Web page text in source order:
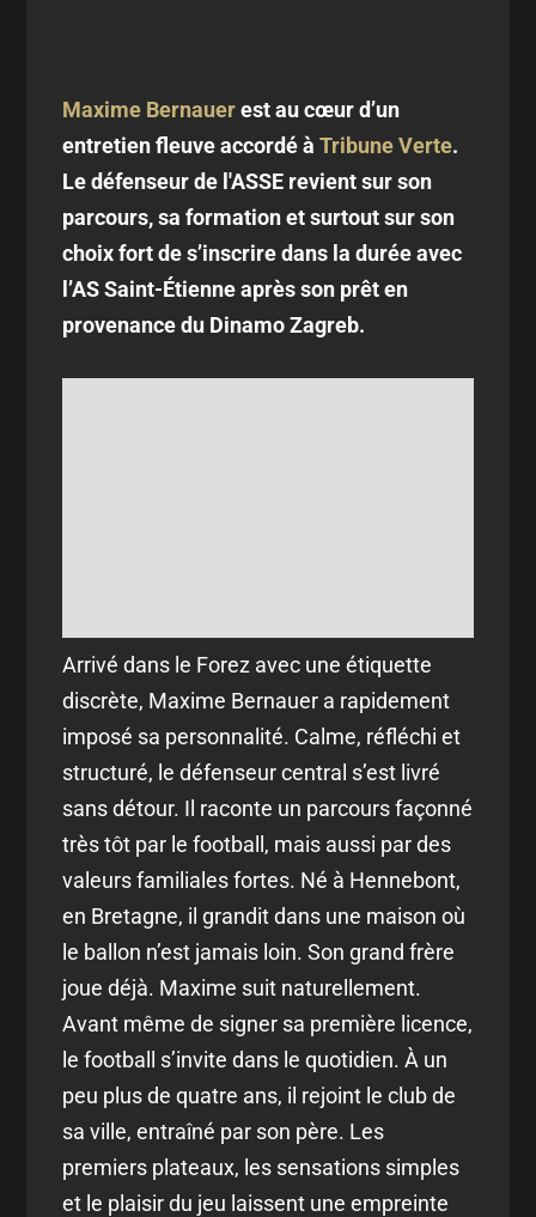
Maxime Bernauerest au cœur d’un
entretien fleuve accordé àTribune Verte.
Le défenseur de l'ASSE revient sur son
parcours, sa formation et surtout sur son
choix fort de s’inscrire dans la durée avec
l’AS Saint-Étienne après son prêt en
provenance du Dinamo Zagreb.
Arrivé dans le Forez avec une étiquette
discrète, Maxime Bernauer a rapidement
imposé sa personnalité. Calme, réfléchi et
structuré, le défenseur central s’est livré
sans détour. Il raconte un parcours façonné
très tôt par le football, mais aussi par des
valeurs familiales fortes. Né à Hennebont,
en Bretagne, il grandit dans une maison où
le ballon n’est jamais loin. Son grand frère
joue déjà. Maxime suit naturellement.
Avant même de signer sa première licence,
le football s’invite dans le quotidien. À un
peu plus de quatre ans, il rejoint le club de
sa ville, entraîné par son père. Les
premiers plateaux, les sensations simples
et le plaisir du jeu laissent une empreinte